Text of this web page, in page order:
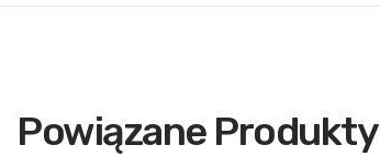
Powiązane Produkty